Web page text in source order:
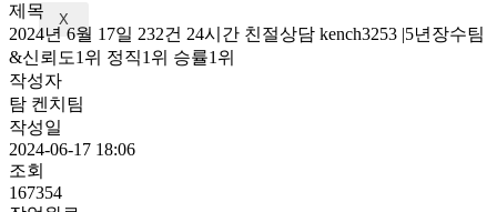
X
제목
2024년 6월 17일 232건 24시간 친절상담 kench3253 |5년장수팀
&신뢰도1위 정직1위 승률1위
작성자
탐 켄치팀
작성일
2024-06-17 18:06
조회
167354